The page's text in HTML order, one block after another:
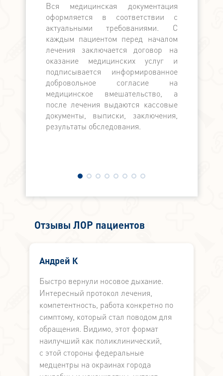
Вся медицинская документация
оформляется в соответствии с
актуальными требованиями. С
каждым пациентом перед началом
лечения заключается договор на
оказание медицинских услуг и
подписывается информированное
добровольное согласие на
медицинское вмешательство, а
после лечения выдаются кассовые
документы, выписки, заключения,
результаты обследования.
Отзывы ЛОР пациентов
Андрей К
Быстро вернули носовое дыхание.
Интересный протокол лечения,
компетентность, работа конкретно по
симптому, который стал поводом для
обращения. Видимо, этот формат
наилучший как поликлинический,
с этой стороны федеральные
медцентры на окраинах города